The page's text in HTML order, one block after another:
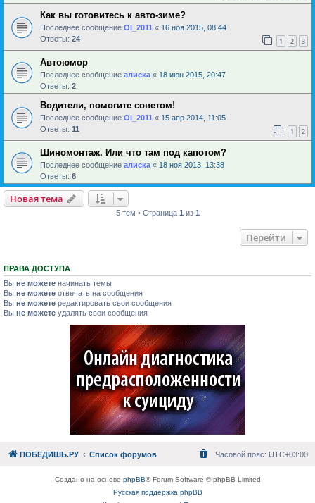
Как вы готовитесь к авто-зиме?
Последнее сообщение Ol_2011 « 16 ноя 2015, 08:44
Ответы: 24 1 2 3
Автоюмор
Последнее сообщение алиска « 18 июн 2015, 20:47
Ответы: 2
Водители, помогите советом!
Последнее сообщение Ol_2011 « 15 апр 2014, 11:05
Ответы: 11 1 2
Шиномонтаж. Или что там под капотом?
Последнее сообщение алиска « 18 ноя 2013, 13:38
Ответы: 6
Новая тема
5 тем • Страница 1 из 1
Перейти
ПРАВА ДОСТУПА
Вы не можете начинать темы
Вы не можете отвечать на сообщения
Вы не можете редактировать свои сообщения
Вы не можете удалять свои сообщения
ПОБЕДИШЬ.РУ Список форумов Часовой пояс: UTC+03:00
Создано на основе phpBB® Forum Software © phpBB Limited
Русская поддержка phpBB